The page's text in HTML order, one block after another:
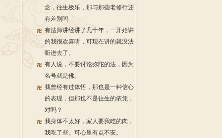
念，往生极乐，那与那些老修行还
有差别吗
有法师讲经讲了几十年，一开始讲
的我很欢喜听，可现在讲的就没法
听进去了。
有人说，不要讨论弥陀的法，因为
名号就是佛。
我曾经有过体悟，那也是一种信心
的表现，但那也不是往生的依凭，
对吗？
我身体不太好，家人要我吃的肉，
我吃了些。可心里有点不安。